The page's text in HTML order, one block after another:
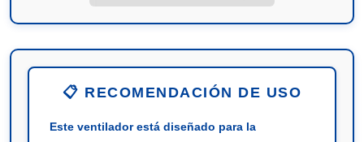
📋 RECOMENDACIÓN DE USO
Este ventilador está diseñado para la